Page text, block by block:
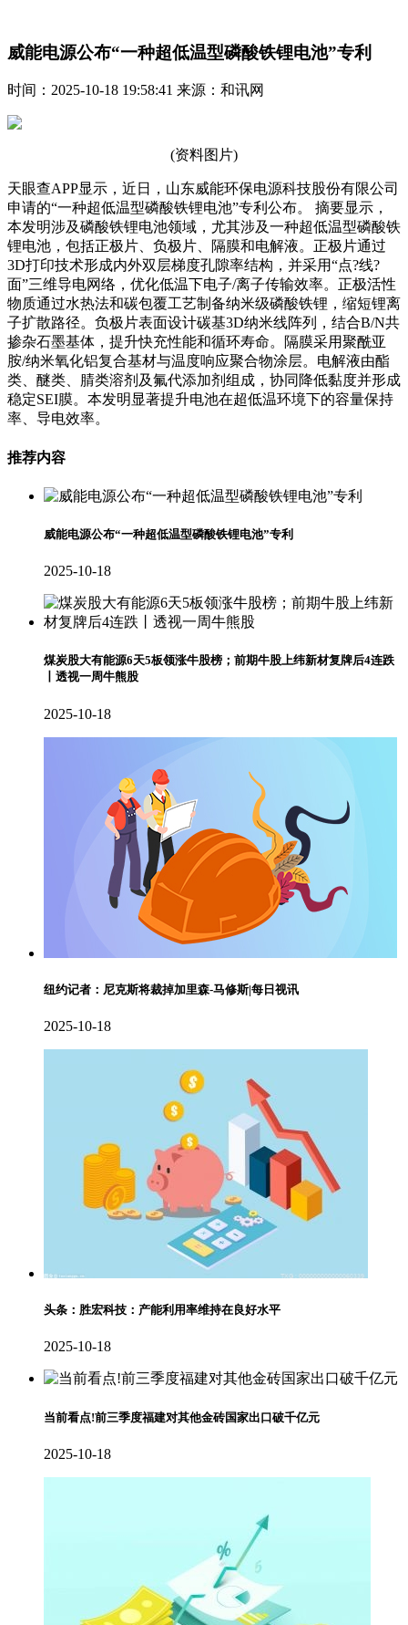
威能电源公布“一种超低温型磷酸铁锂电池”专利
时间：2025-10-18 19:58:41 来源：和讯网
(资料图片)
天眼查APP显示，近日，山东威能环保电源科技股份有限公司
申请的“一种超低温型磷酸铁锂电池”专利公布。 摘要显示，
本发明涉及磷酸铁锂电池领域，尤其涉及一种超低温型磷酸铁
锂电池，包括正极片、负极片、隔膜和电解液。正极片通过
3D打印技术形成内外双层梯度孔隙率结构，并采用“点?线?
面”三维导电网络，优化低温下电子/离子传输效率。正极活性
物质通过水热法和碳包覆工艺制备纳米级磷酸铁锂，缩短锂离
子扩散路径。负极片表面设计碳基3D纳米线阵列，结合B/N共
掺杂石墨基体，提升快充性能和循环寿命。隔膜采用聚酰亚
胺/纳米氧化铝复合基材与温度响应聚合物涂层。电解液由酯
类、醚类、腈类溶剂及氟代添加剂组成，协同降低黏度并形成
稳定SEI膜。本发明显著提升电池在超低温环境下的容量保持
率、导电效率。
推荐内容
威能电源公布“一种超低温型磷酸铁锂电池”专利
2025-10-18
煤炭股大有能源6天5板领涨牛股榜；前期牛股上纬新材复牌后4连跌
丨透视一周牛熊股
2025-10-18
纽约记者：尼克斯将裁掉加里森-马修斯|每日视讯
2025-10-18
头条：胜宏科技：产能利用率维持在良好水平
2025-10-18
当前看点!前三季度福建对其他金砖国家出口破千亿元
2025-10-18